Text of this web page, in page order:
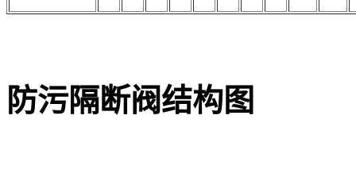
防污隔断阀结构图